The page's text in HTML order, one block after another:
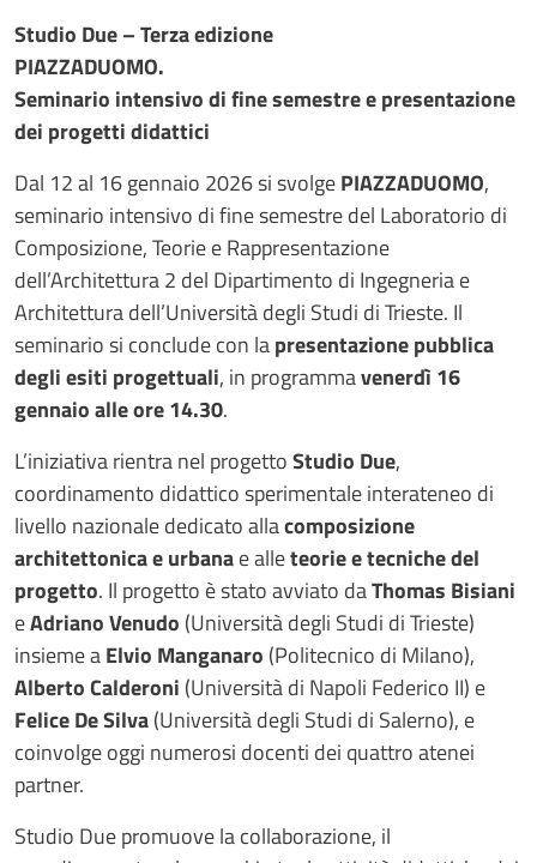
Studio Due – Terza edizione
PIAZZADUOMO.
Seminario intensivo di fine semestre e presentazione
dei progetti didattici
Dal 12 al 16 gennaio 2026 si svolgePIAZZADUOMO,
seminario intensivo di fine semestre del Laboratorio di
Composizione, Teorie e Rappresentazione
dell’Architettura 2 del Dipartimento di Ingegneria e
Architettura dell’Università degli Studi di Trieste. Il
seminario si conclude con lapresentazione pubblica
degli esiti progettuali, in programmavenerdì 16
gennaio alle ore 14.30.
L’iniziativa rientra nel progettoStudio Due,
coordinamento didattico sperimentale interateneo di
livello nazionale dedicato allacomposizione
architettonica e urbanae alleteorie e tecniche del
progetto. Il progetto è stato avviato daThomas Bisiani
eAdriano Venudo (Università degli Studi di Trieste)
insieme aElvio Manganaro (Politecnico di Milano),
Alberto Calderoni (Università di Napoli Federico II) e
Felice De Silva(Università degli Studi di Salerno), e
coinvolge oggi numerosi docenti dei quattro atenei
partner.
Studio Due promuove la collaborazione, il